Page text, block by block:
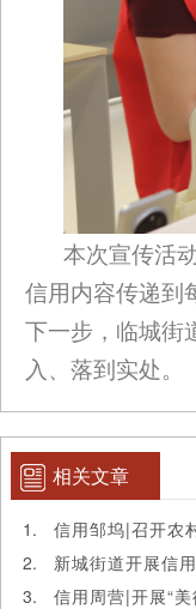
本次宣传活
信用内容传递到
下一步，临城街
入、落到实处。
相关文章
信用邹坞|召开农
新城街道开展信
信用周营|开展“